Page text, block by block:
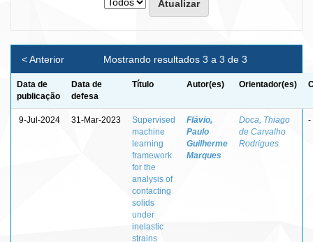
Mostrando resultados 3 a 3 de 3
< Anterior
Data de
publicação
Data de
defesa
Título Autor(es) Orientador(es)
9-Jul-2024 31-Mar-2023
Supervised
machine
learning
framework
for the
analysis of
contacting
solids
under
inelastic
strains
Flávio,
Paulo
Guilherme
Marques
Doca, Thiago
de Carvalho
Rodrigues
-